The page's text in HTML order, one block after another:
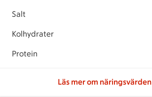
Salt
Kolhydrater
Protein
Läs mer om näringsvärden